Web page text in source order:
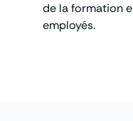
de la formation
employés.